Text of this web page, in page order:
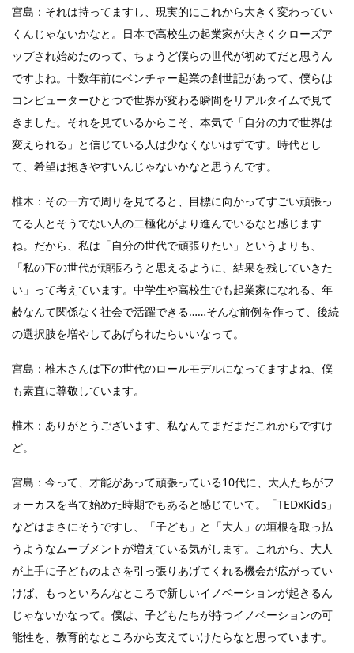
宮島：それは持ってますし、現実的にこれから大きく変わってい
くんじゃないかなと。日本で高校生の起業家が大きくクローズア
ップされ始めたのって、ちょうど僕らの世代が初めてだと思うん
ですよね。十数年前にベンチャー起業の創世記があって、僕らは
コンピューターひとつで世界が変わる瞬間をリアルタイムで見て
きました。それを見ているからこそ、本気で「自分の力で世界は
変えられる」と信じている人は少なくないはずです。時代とし
て、希望は抱きやすいんじゃないかなと思うんです。
椎木：その一方で周りを見てると、目標に向かってすごい頑張っ
てる人とそうでない人の二極化がより進んでいるなと感じます
ね。だから、私は「自分の世代で頑張りたい」というよりも、
「私の下の世代が頑張ろうと思えるように、結果を残していきた
い」って考えています。中学生や高校生でも起業家になれる、年
齢なんて関係なく社会で活躍できる……そんな前例を作って、後続
の選択肢を増やしてあげられたらいいなって。
宮島：椎木さんは下の世代のロールモデルになってますよね、僕
も素直に尊敬しています。
椎木：ありがとうございます、私なんてまだまだこれからですけ
ど。
宮島：今って、才能があって頑張っている10代に、大人たちがフ
ォーカスを当て始めた時期でもあると感じていて。「TEDxKids」
などはまさにそうですし、「子ども」と「大人」の垣根を取っ払
うようなムーブメントが増えている気がします。これから、大人
が上手に子どものよさを引っ張りあげてくれる機会が広がってい
けば、もっといろんなところで新しいイノベーションが起きるん
じゃないかなって。僕は、子どもたちが持つイノベーションの可
能性を、教育的なところから支えていけたらなと思っています。